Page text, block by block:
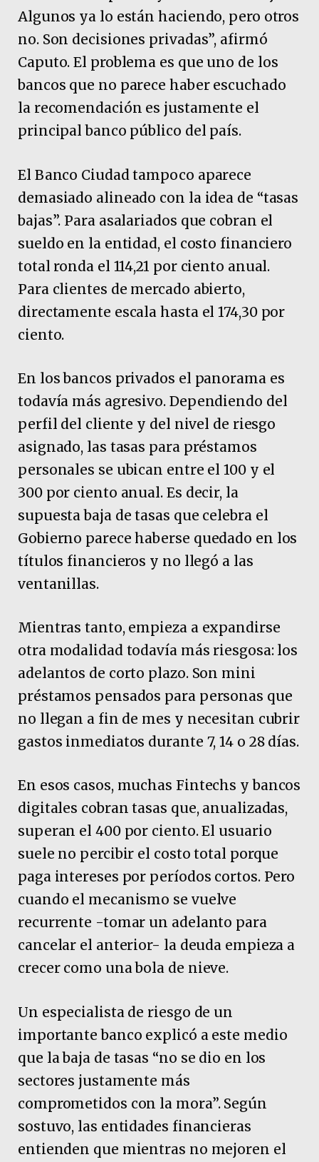
Algunos ya lo están haciendo, pero otros
no. Son decisiones privadas”, afirmó
Caputo. El problema es que uno de los
bancos que no parece haber escuchado
la recomendación es justamente el
principal banco público del país.
El Banco Ciudad tampoco aparece
demasiado alineado con la idea de “tasas
bajas”. Para asalariados que cobran el
sueldo en la entidad, el costo financiero
total ronda el 114,21 por ciento anual.
Para clientes de mercado abierto,
directamente escala hasta el 174,30 por
ciento.
En los bancos privados el panorama es
todavía más agresivo. Dependiendo del
perfil del cliente y del nivel de riesgo
asignado, las tasas para préstamos
personales se ubican entre el 100 y el
300 por ciento anual. Es decir, la
supuesta baja de tasas que celebra el
Gobierno parece haberse quedado en los
títulos financieros y no llegó a las
ventanillas.
Mientras tanto, empieza a expandirse
otra modalidad todavía más riesgosa: los
adelantos de corto plazo. Son mini
préstamos pensados para personas que
no llegan a fin de mes y necesitan cubrir
gastos inmediatos durante 7, 14 o 28 días.
En esos casos, muchas Fintechs y bancos
digitales cobran tasas que, anualizadas,
superan el 400 por ciento. El usuario
suele no percibir el costo total porque
paga intereses por períodos cortos. Pero
cuando el mecanismo se vuelve
recurrente -tomar un adelanto para
cancelar el anterior- la deuda empieza a
crecer como una bola de nieve.
Un especialista de riesgo de un
importante banco explicó a este medio
que la baja de tasas “no se dio en los
sectores justamente más
comprometidos con la mora”. Según
sostuvo, las entidades financieras
entienden que mientras no mejoren el